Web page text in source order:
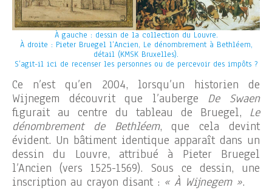
À gauche : dessin de la collection du Louvre.
À droite : Pieter Bruegel l’Ancien, Le dénombrement à Bethléem,
détail (KMSK Bruxelles).
S’agit-il ici de recenser les personnes ou de percevoir des impôts ?
Ce n’est qu’en 2004, lorsqu’un historien de
Wijnegem découvrit que l’auberge De Swaen
figurait au centre du tableau de Bruegel, Le
dénombrement de Bethléem, que cela devint
évident. Un bâtiment identique apparaît dans un
dessin du Louvre, attribué à Pieter Bruegel
l’Ancien (vers 1525-1569). Sous ce dessin, une
inscription au crayon disant : « À Wijnegem ».